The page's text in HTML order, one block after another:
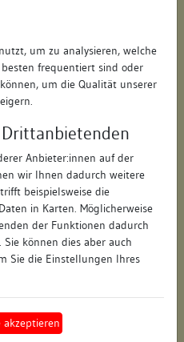
um zu analysieren, welche
frequentiert sind oder
um die Qualität unserer
Anbieter:innen auf der
wir Ihnen dadurch weitere
beispielsweise die
in Karten. Möglicherweise
der Funktionen dadurch
können dies aber auch
Sie die Einstellungen Ihres
akzeptieren
Rheingasse
20
78462
Konstanz
Freiburg
Konstanz (Landkreis)
7, 40/2